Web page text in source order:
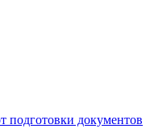
подготовки документов